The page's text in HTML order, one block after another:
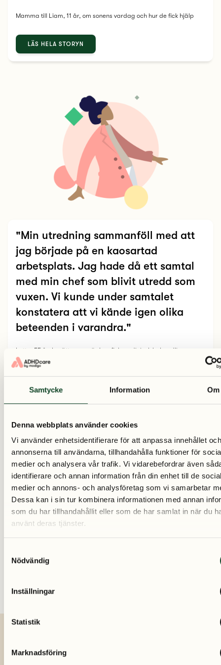
Samtycke Information Om
Denna webbplats använder cookies
Vi använder enhetsidentifierare för att anpassa innehållet och
annonserna till användarna, tillhandahålla funktioner för
medier och analysera vår trafik. Vi vidarebefordrar även
identifierare och annan information från din enhet till de
medier och annons- och analysföretag som vi samarbetar
Dessa kan i sin tur kombinera informationen med annan
som du har tillhandahållit eller som de har samlat in när du
använt deras tjänster.
Nödvändig
Inställningar
Statistik
Marknadsföring
Mamma till Liam, 11 år, om sonens vardag och hur de fick hjälp
LÄS HELA STORYN
"Min utredning sammanföll med att
jag började på en kaosartad
arbetsplats. Jag hade då ett samtal
med min chef som blivit utredd som
vuxen. Vi kunde under samtalet
konstatera att vi kände igen olika
beteenden i varandra."
Lotta, 55 år, berättar om när hon fick medicinsk behandling.
LÄS HELA STORYN
Du söker vård genom ADHD Cares app, där du loggar in
med BankID och fyller i ett ansökningsformulär. Vi
återkommer snabbt till dig. Du förbinder dig inte att köpa
något genom att skicka en ansökan.
SÖK VÅRD – LADDA NED APP
med sitt eget personnummer och BankID.
Lär känna några av våra